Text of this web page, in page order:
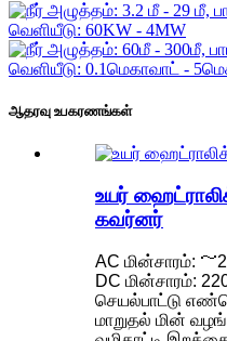
ஆதரவு உபகரணங்கள்
உயர்
கவர்னர்
AC மின்சாரம்: ～
DC மின்சாரம்:
செயல்பாட்டு
மாறுதல் மின்